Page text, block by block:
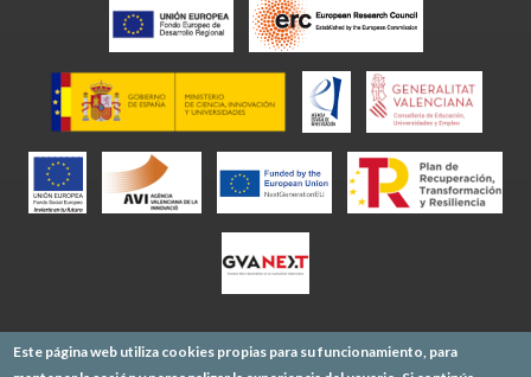
Este página web utiliza cookies propias para su funcionamiento, para